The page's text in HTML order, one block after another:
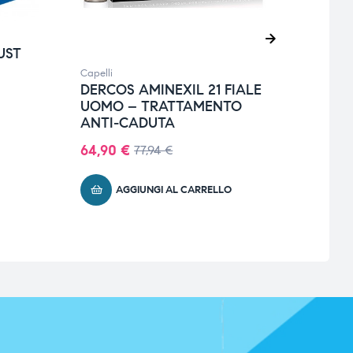
Capelli
DERCOS AMINEXIL 21 FIALE
UOMO – TRATTAMENTO
ANTI-CADUTA
77,94€
64,90 €
AGGIUNGI AL CARRELLO